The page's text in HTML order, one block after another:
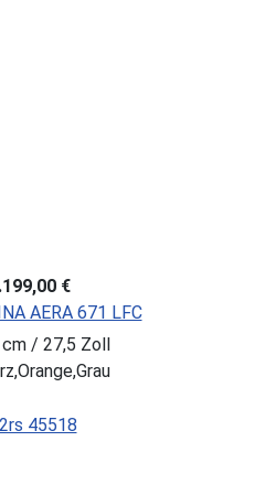
€
AERA 671 LFC
cm / 27,5 Zoll